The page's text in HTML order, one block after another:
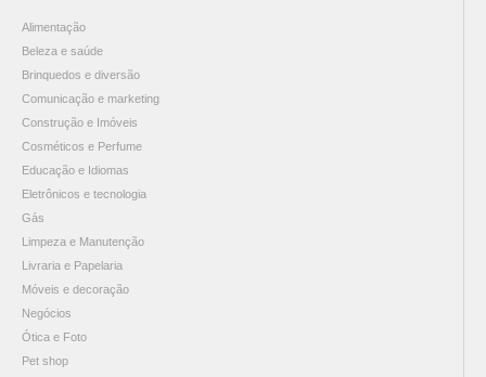
Alimentação
Beleza e saúde
Brinquedos e diversão
Comunicação e marketing
Construção e Imóveis
Cosméticos e Perfume
Educação e Idiomas
Eletrônicos e tecnologia
Gás
Limpeza e Manutenção
Livraria e Papelaria
Móveis e decoração
Negócios
Ótica e Foto
Pet shop